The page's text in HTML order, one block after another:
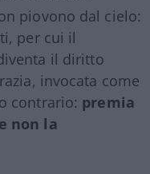
piovono dal cielo:
per cui il
il diritto
invocata come
contrario: premia
non la